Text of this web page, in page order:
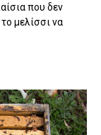
που δεν
μελίσσι να